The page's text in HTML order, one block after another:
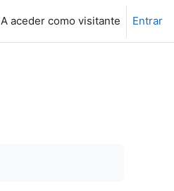
A aceder como visitante Entrar